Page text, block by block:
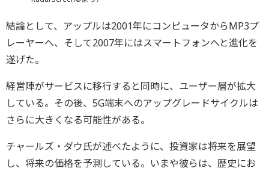
結論として、アップルは2001年にコンピュータからMP3プ
レーヤーへ、そして2007年にはスマートフォンへと進化を
遂げた。
経営陣がサービスに移行すると同時に、ユーザー層が拡大
している。その後、5G端末へのアップグレードサイクルは
さらに大きくなる可能性がある。
チャールズ・ダウ氏が述べたように、投資家は将来を展望
し、将来の価格を予測している。いまや彼らは、歴史にお